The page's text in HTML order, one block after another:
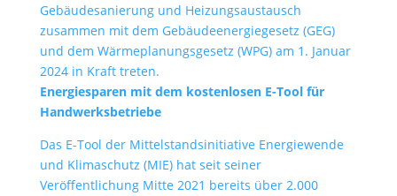
Gebäudesanierung und Heizungsaustausch
zusammen mit dem Gebäudeenergiegesetz (GEG)
und dem Wärmeplanungsgesetz (WPG) am 1. Januar
2024 in Kraft treten.
Energiesparen mit dem kostenlosen E-Tool für
Handwerksbetriebe
Das E-Tool der Mittelstandsinitiative Energiewende
und Klimaschutz (MIE) hat seit seiner
Veröffentlichung Mitte 2021 bereits über 2.000